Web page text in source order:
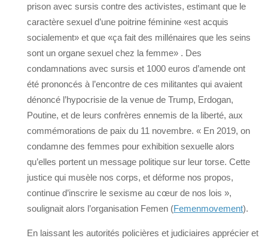
prison avec sursis contre des activistes, estimant que le
caractère sexuel d’une poitrine féminine «est acquis
socialement» et que «ça fait des millénaires que les seins
sont un organe sexuel chez la femme» . Des
condamnations avec sursis et 1000 euros d’amende ont
été prononcés à l’encontre de ces militantes qui avaient
dénoncé l’hypocrisie de la venue de Trump, Erdogan,
Poutine, et de leurs confrères ennemis de la liberté, aux
commémorations de paix du 11 novembre. « En 2019, on
condamne des femmes pour exhibition sexuelle alors
qu’elles portent un message politique sur leur torse. Cette
justice qui musèle nos corps, et déforme nos propos,
continue d’inscrire le sexisme au cœur de nos lois »,
soulignait alors l’organisation Femen (Femenmovement).
En laissant les autorités policières et judiciaires apprécier et